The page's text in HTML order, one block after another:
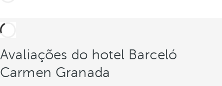
Avaliações do hotel Barceló
Carmen Granada